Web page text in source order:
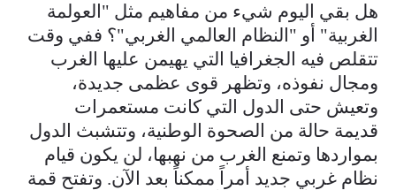
هل بقي اليوم شيء من مفاهيم مثل "العولمة
الغربية" أو "النظام العالمي الغربي"؟ ففي وقت
تتقلص فيه الجغرافيا التي يهيمن عليها الغرب
ومجال نفوذه، وتظهر قوى عظمى جديدة،
وتعيش حتى الدول التي كانت مستعمرات
قديمة حالة من الصحوة الوطنية، وتتشبث الدول
بمواردها وتمنع الغرب من نهبها، لن يكون قيام
نظام غربي جديد أمراً ممكناً بعد الآن. وتفتح قمة